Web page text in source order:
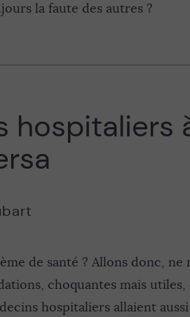
la faute des autres ?
hospitaliers
de santé ? Allons donc, ne
choquantes mais
hospitaliers allaient